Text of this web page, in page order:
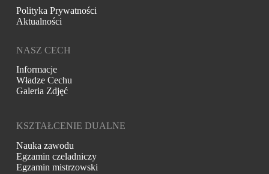
Polityka Prywatności
Aktualności
NASZ CECH
Informacje
Władze Cechu
Galeria Zdjęć
KSZTAŁCENIE DUALNE
Nauka zawodu
Egzamin czeladniczy
Egzamin mistrzowski